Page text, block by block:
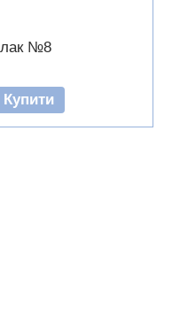
лак №8
Купити